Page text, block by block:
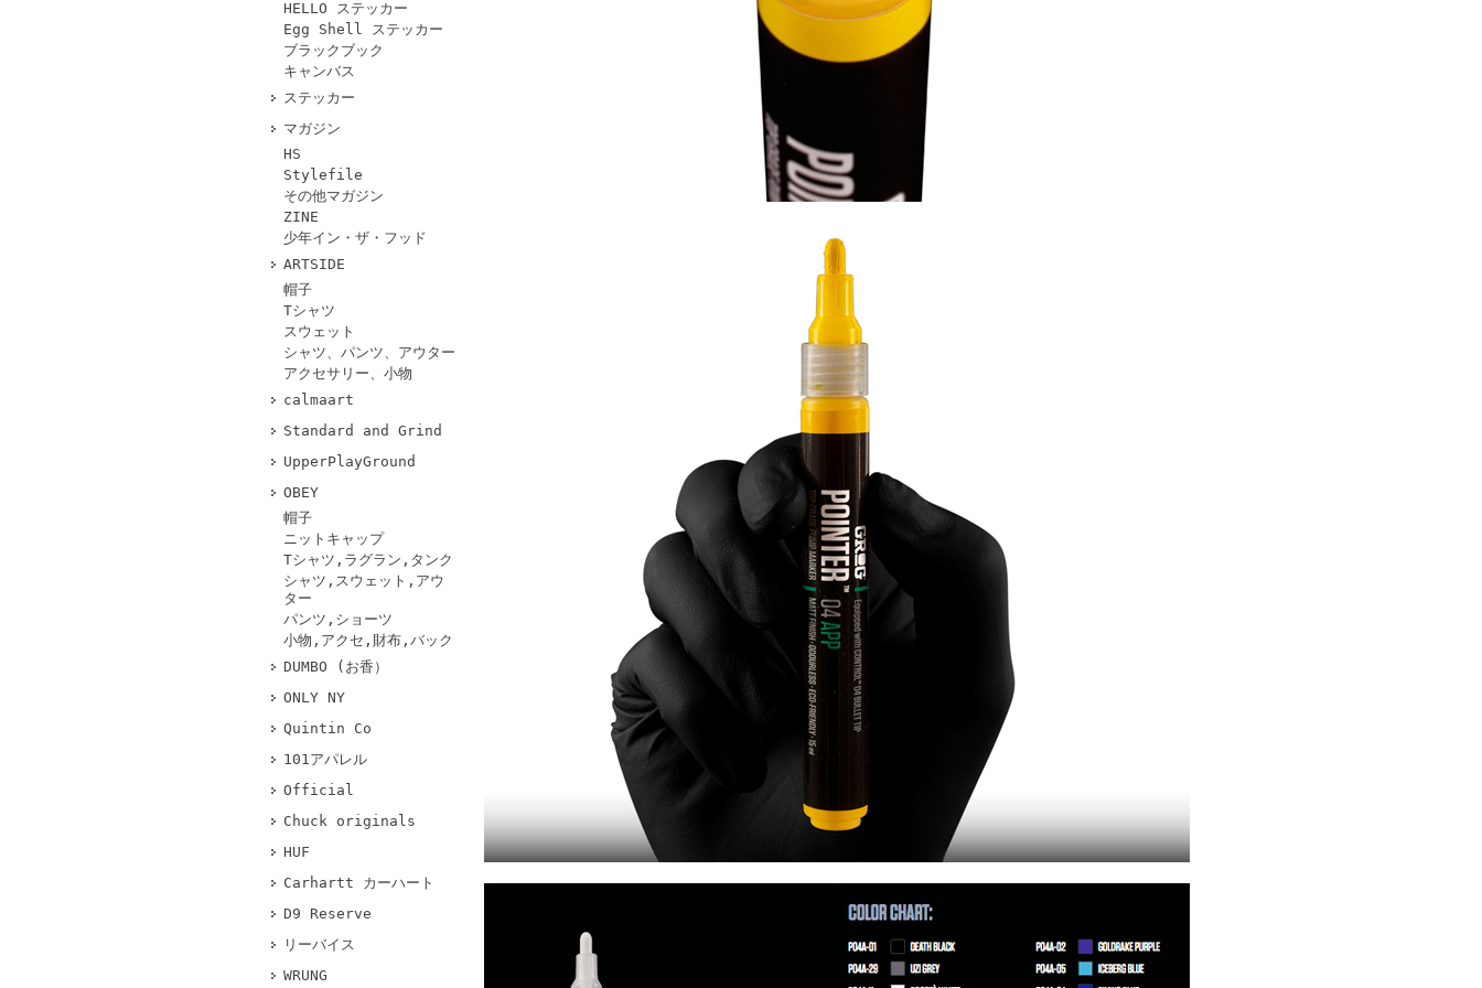
HELLO ステッカー
Egg Shell ステッカー
ブラックブック
キャンバス
ステッカー
マガジン
HS
Stylefile
その他マガジン
ZINE
少年イン・ザ・フッド
ARTSIDE
帽子
Tシャツ
スウェット
シャツ、パンツ、アウター
アクセサリー、小物
calmaart
Standard and Grind
UpperPlayGround
OBEY
帽子
ニットキャップ
Tシャツ,ラグラン,タンク
シャツ,スウェット,アウ
ター
パンツ,ショーツ
小物,アクセ,財布,バック
DUMBO (お香）
ONLY NY
Quintin Co
101アパレル
Official
Chuck originals
HUF
Carhartt カーハート
D9 Reserve
リーバイス
WRUNG